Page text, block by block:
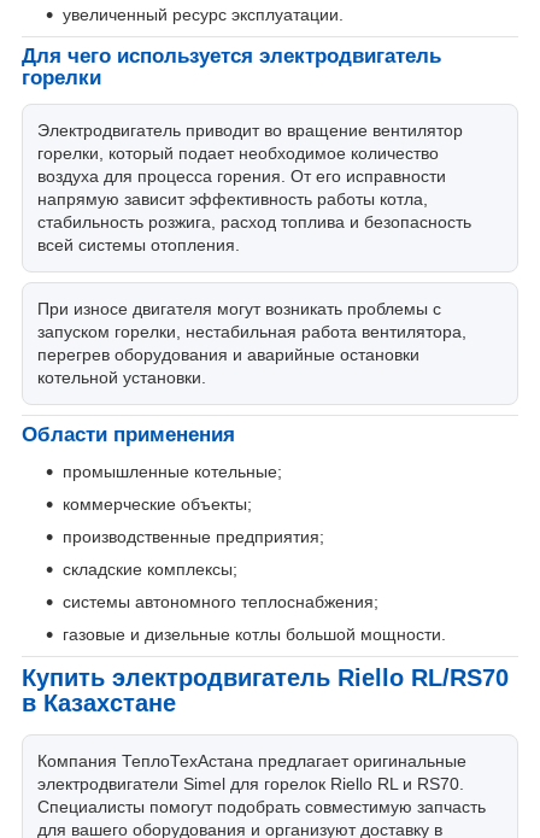
увеличенный ресурс эксплуатации.
Для чего используется электродвигатель
горелки
Электродвигатель приводит во вращение вентилятор
горелки, который подает необходимое количество
воздуха для процесса горения. От его исправности
напрямую зависит эффективность работы котла,
стабильность розжига, расход топлива и безопасность
всей системы отопления.
При износе двигателя могут возникать проблемы с
запуском горелки, нестабильная работа вентилятора,
перегрев оборудования и аварийные остановки
котельной установки.
Области применения
промышленные котельные;
коммерческие объекты;
производственные предприятия;
складские комплексы;
системы автономного теплоснабжения;
газовые и дизельные котлы большой мощности.
Купить электродвигатель Riello RL/RS70
в Казахстане
Компания ТеплоТехАстана предлагает оригинальные
электродвигатели Simel для горелок Riello RL и RS70.
Специалисты помогут подобрать совместимую запчасть
для вашего оборудования и организуют доставку в